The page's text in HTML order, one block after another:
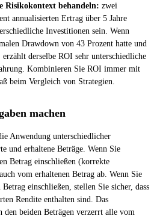
Risikokontext behandeln: zwei
annualisierten Ertrag über 5 Jahre
Investitionen sein. Wenn
Drawdown von 43 Prozent hatte und
derselbe ROI sehr unterschiedliche
Kombinieren Sie ROI immer mit
beim Vergleich von Strategien.
machen
Anwendung unterschiedlicher
und erhaltene Beträge. Wenn Sie
Betrag einschließen (korrekte
vom erhaltenen Betrag ab. Wenn Sie
einschließen, stellen Sie sicher, dass
Rendite enthalten sind. Das
den beiden Beträgen verzerrt alle vom